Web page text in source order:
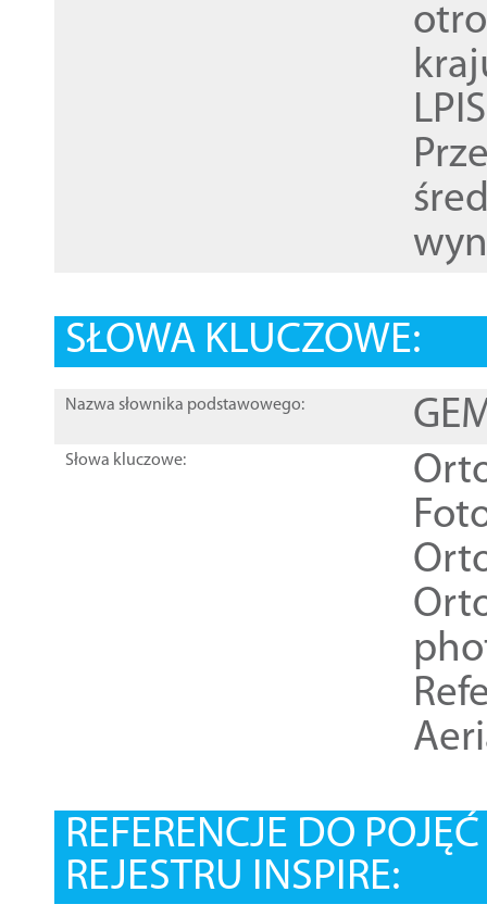
SŁOWA KLUCZOWE:
Nazwa słownika podstawowego:
Słowa kluczowe:
REFERENCJE DO
REJESTRU INSPIRE: